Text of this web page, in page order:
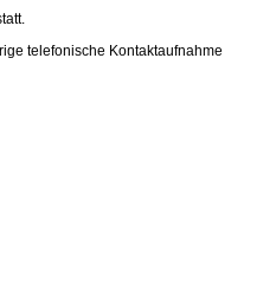
telefonische Kontaktaufnahme